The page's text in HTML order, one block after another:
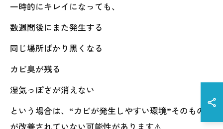
一時的にキレイになっても、
数週間後にまた発生する
同じ場所ばかり黒くなる
カビ臭が残る
湿気っぽさが消えない
という場合は、“カビが発生しやすい環境”そのもの
が改善されていない可能性があります⚠️